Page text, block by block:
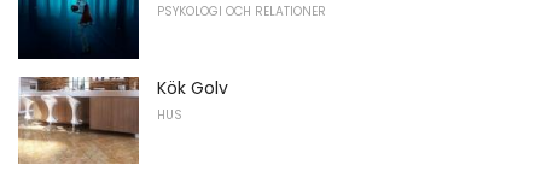
PSYKOLOGI OCH RELATIONER
Kök Golv
HUS